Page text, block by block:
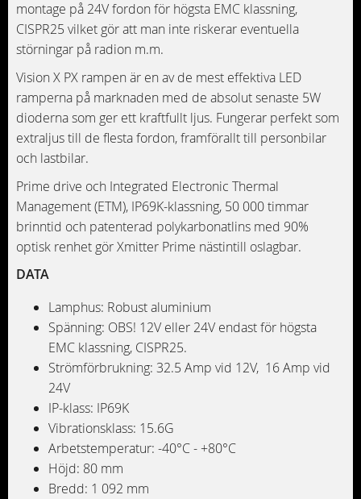
montage på 24V fordon för högsta EMC klassning,
CISPR25 vilket gör att man inte riskerar eventuella
störningar på radion m.m.
Vision X PX rampen är en av de mest effektiva LED
ramperna på marknaden med de absolut senaste 5W
dioderna som ger ett kraftfullt ljus. Fungerar perfekt som
extraljus till de flesta fordon, framförallt till personbilar
och lastbilar.
Prime drive och Integrated Electronic Thermal
Management (ETM), IP69K-klassning, 50 000 timmar
brinntid och patenterad polykarbonatlins med 90%
optisk renhet gör Xmitter Prime nästintill oslagbar.
DATA
Lamphus: Robust aluminium
Spänning: OBS! 12V eller 24V endast för högsta
EMC klassning, CISPR25.
Strömförbrukning: 32.5 Amp vid 12V, 16 Amp vid
24V
IP-klass: IP69K
Vibrationsklass: 15.6G
Arbetstemperatur: -40°C - +80°C
Höjd: 80 mm
Bredd: 1 092 mm